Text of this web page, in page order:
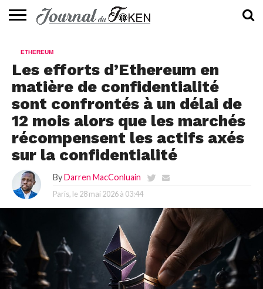
📰
EVALUATION
GUIDE
TENDANCES
À
CONTACTEZ-
ETHEREUM
Les efforts d’Ethereum en
matière de confidentialité
sont confrontés à un délai de
12 mois alors que les marchés
récompensent les actifs axés
sur la confidentialité
By Darren MacConluain
Paris, le 28 mai 2026 à 03:44